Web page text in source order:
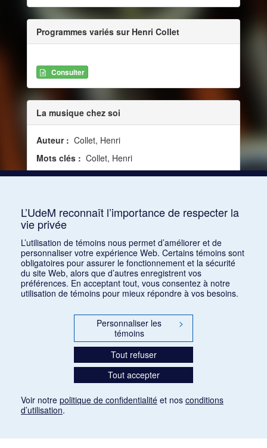
Programmes variés sur Henri Collet
Consulter
La musique chez soi
Auteur : Collet, Henri
Mots clés : Collet, Henri
1 2 3 4 5 … 1168
L’UdeM reconnaît l’importance de respecter la
vie privée
L’utilisation de témoins nous permet d’améliorer et de
personnaliser votre expérience Web. Certains témoins sont
obligatoires pour assurer le fonctionnement et la sécurité
du site Web, alors que d’autres enregistrent vos
préférences. En acceptant tout, vous consentez à notre
utilisation de témoins pour mieux répondre à vos besoins.
Personnaliser les
témoins
>
Tout refuser
Tout accepter
Voir notre politique de confidentialité et nos conditions
d’utilisation.